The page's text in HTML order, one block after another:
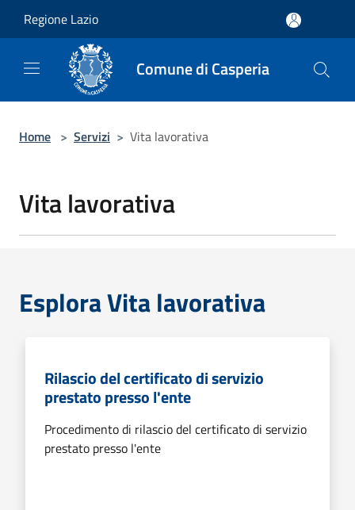
Regione Lazio
Comune di Casperia
Home > Servizi > Vita lavorativa
Vita lavorativa
Esplora Vita lavorativa
Rilascio del certificato di servizio
prestato presso l'ente
Procedimento di rilascio del certificato di servizio
prestato presso l'ente